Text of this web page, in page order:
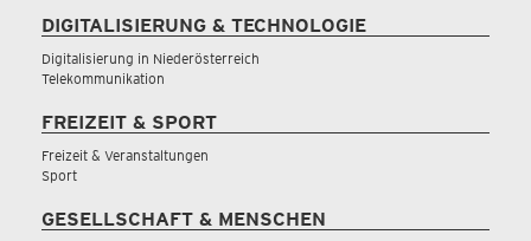
DIGITALISIERUNG & TECHNOLOGIE
Digitalisierung in Niederösterreich
Telekommunikation
FREIZEIT & SPORT
Freizeit & Veranstaltungen
Sport
GESELLSCHAFT & MENSCHEN